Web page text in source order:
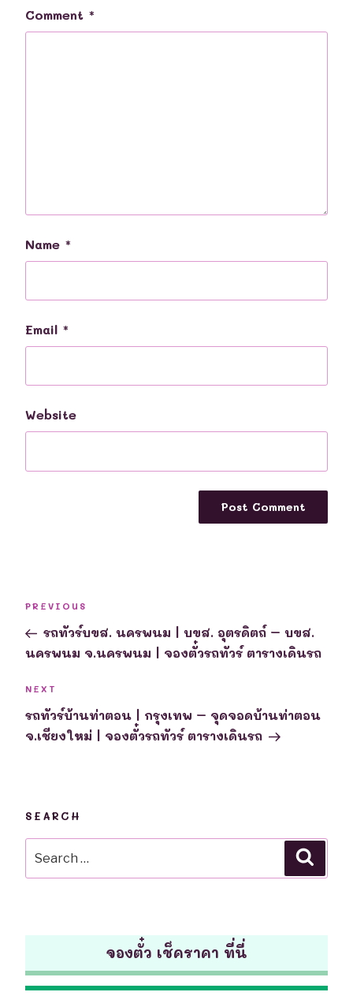
Comment *
Name *
Email *
Website
Previous
Post
PREVIOUS
รถทัวร์บขส. นครพนม | บขส. อุตรดิตถ์ – บขส.
นครพนม จ.นครพนม | จองตั๋วรถทัวร์ ตารางเดินรถ
Next
Post
NEXT
รถทัวร์บ้านท่าตอน | กรุงเทพ – จุดจอดบ้านท่าตอน
จ.เชียงใหม่ | จองตั๋วรถทัวร์ ตารางเดินรถ
SEARCH
for:
จองตั๋ว เช็คราคา ที่นี่